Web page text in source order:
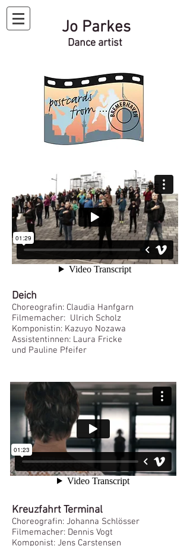
Jo Parkes
Dance artist
Deich
Choreografin: Claudia Hanfgarn
Filmemacher: Ulrich Scholz
Komponistin: Kazuyo Nozawa
Assistentinnen: Laura Fricke
und Pauline Pfeifer
Kreuzfahrt Terminal
Choreografin: Johanna Schlösser
Filmemacher: Dennis Vogt
Komponist: Jens Carstensen